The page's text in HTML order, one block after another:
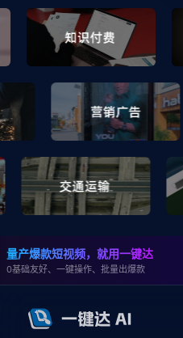
量产爆款短视频，就用一键达
0基础友好、一键操作、批量出爆款